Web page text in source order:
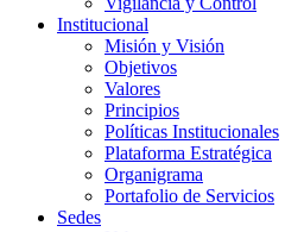
Institucional
Misión y Visión
Objetivos
Valores
Principios
Políticas Institucionales
Plataforma Estratégica
Organigrama
Portafolio de Servicios
Sedes